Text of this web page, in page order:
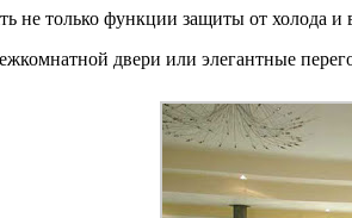
не только функции защиты от холода
двери или элегантные